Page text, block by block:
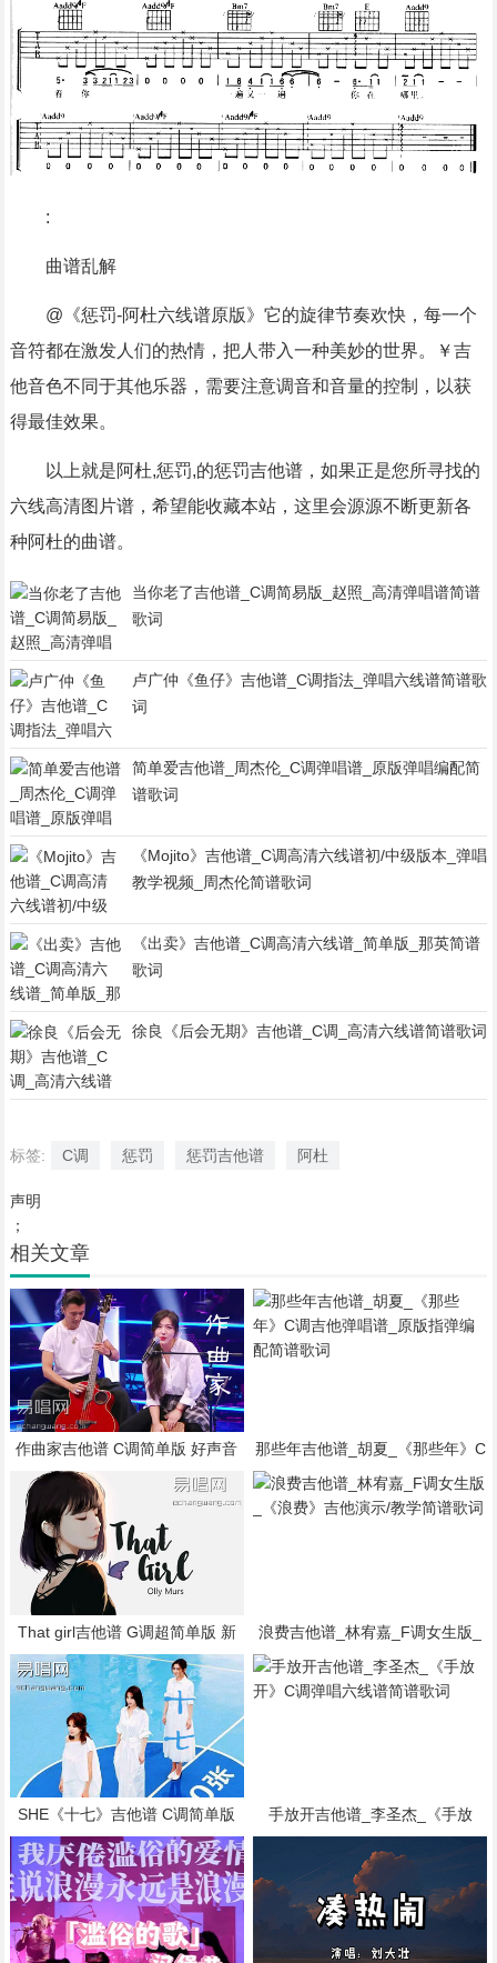
:
曲谱乱解
@《惩罚-阿杜六线谱原版》它的旋律节奏欢快，每一个
音符都在激发人们的热情，把人带入一种美妙的世界。￥吉
他音色不同于其他乐器，需要注意调音和音量的控制，以获
得最佳效果。
以上就是阿杜,惩罚,的惩罚吉他谱，如果正是您所寻找的
六线高清图片谱，希望能收藏本站，这里会源源不断更新各
种阿杜的曲谱。
当你老了吉他谱_C调简易版_赵照_高清弹唱谱简谱
歌词
卢广仲《鱼仔》吉他谱_C调指法_弹唱六线谱简谱歌
词
简单爱吉他谱_周杰伦_C调弹唱谱_原版弹唱编配简
谱歌词
《Mojito》吉他谱_C调高清六线谱初/中级版本_弹唱
教学视频_周杰伦简谱歌词
《出卖》吉他谱_C调高清六线谱_简单版_那英简谱
歌词
徐良《后会无期》吉他谱_C调_高清六线谱简谱歌词
标签: C调 惩罚 惩罚吉他谱 阿杜
声明
；
相关文章
作曲家吉他谱 C调简单版 好声音
刘郡格/李荣浩简谱歌词
那些年吉他谱_胡夏_《那些年》C
调吉他弹唱谱_原版指弹编配简谱
歌词
That girl吉他谱 G调超简单版 新
手入门吉他谱简谱歌词
浪费吉他谱_林宥嘉_F调女生版_
《浪费》吉他演示/教学简谱歌词
SHE《十七》吉他谱 C调简单版
弹唱图片谱简谱歌词
手放开吉他谱_李圣杰_《手放
开》C调弹唱六线谱简谱歌词